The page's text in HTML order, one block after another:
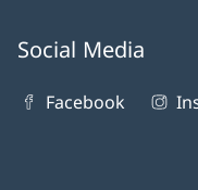
Social Media
Facebook